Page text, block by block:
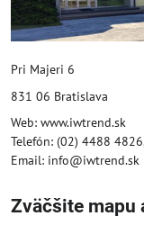
Pri Majeri 6
831 06 Bratislava
Web: www.iwtrend.sk
Telefón: (02) 4488
Email: info@iwtrend.sk
Zväčšite mapu